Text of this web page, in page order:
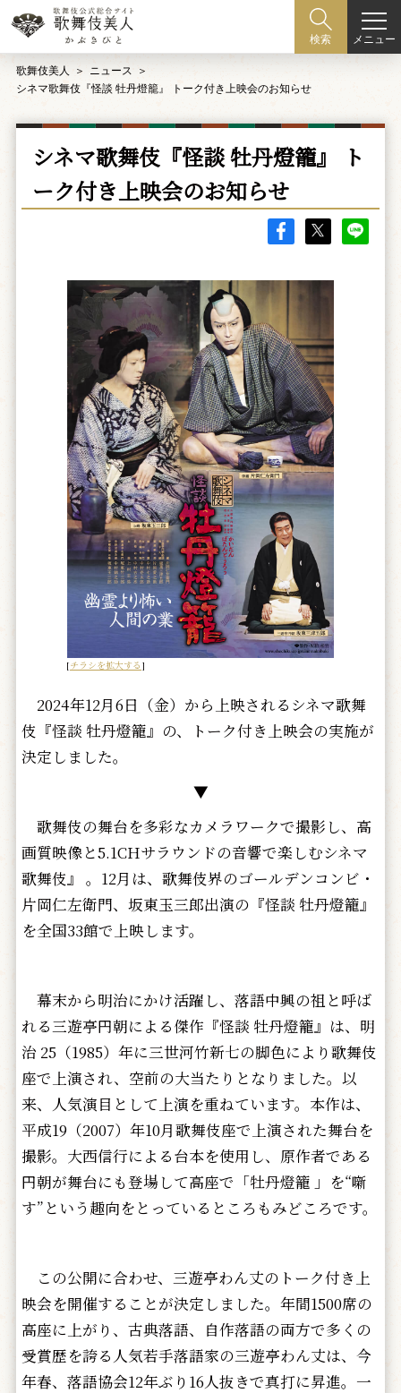
検索 メニュー
歌舞伎美人
ニュース
シネマ歌舞伎『怪談 牡丹燈籠』 トーク付き上映会のお知らせ
シネマ歌舞伎『怪談 牡丹燈籠』 ト
ーク付き上映会のお知らせ
[チラシを拡大する ]
2024年12月6日（金）から上映されるシネマ歌舞
伎『怪談 牡丹燈籠』の、トーク付き上映会の実施が
決定しました。
▼
歌舞伎の舞台を多彩なカメラワークで撮影し、高
画質映像と5.1CHサラウンドの音響で楽しむシネマ
歌舞伎』 。12月は、歌舞伎界のゴールデンコンビ・
片岡仁左衛門、坂東玉三郎出演の『怪談 牡丹燈籠』
を全国33館で上映します。
幕末から明治にかけ活躍し、落語中興の祖と呼ば
れる三遊亭円朝による傑作『怪談 牡丹燈籠』は、明
治 25（1985）年に三世河竹新七の脚色により歌舞伎
座で上演され、空前の大当たりとなりました。以
来、人気演目として上演を重ねています。本作は、
平成19（2007）年10月歌舞伎座で上演された舞台を
撮影。大西信行による台本を使用し、原作者である
円朝が舞台にも登場して高座で「牡丹燈籠 」を“噺
す”という趣向をとっているところもみどころです。
この公開に合わせ、三遊亭わん丈のトーク付き上
映会を開催することが決定しました。年間1500席の
高座に上がり、古典落語、自作落語の両方で多くの
受賞歴を誇る人気若手落語家の三遊亭わん丈は、今
年春、落語協会12年ぶり16人抜きで真打に昇進。一